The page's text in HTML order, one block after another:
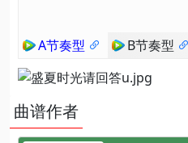
A节奏型 B节奏型
曲谱作者